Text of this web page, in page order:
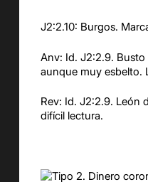
J2:2.10: Burgos.
Anv: Id. J2:2.9.
aunque muy esbelto.
Rev: Id. J2:2.9. León
difícil lectura.